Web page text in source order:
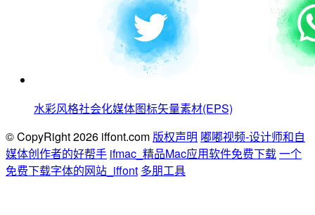
水彩风格社会化媒体图标矢量素材(EPS)
© CopyRight 2026 iffont.com 版权声明 嘟嘟视频-设计师和自
媒体创作者的好帮手 ifmac_精品Mac应用软件免费下载一个
免费下载字体的网站_iffont 多朋工具